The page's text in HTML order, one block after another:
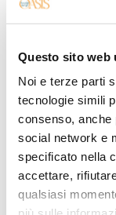
Questo sito web
Noi e terze parti
tecnologie simili
consenso, anche
social network e
specificato nella
accettare,
qualsiasi
guerre
régime
religieux
achevé de
pouvoir
suite, une